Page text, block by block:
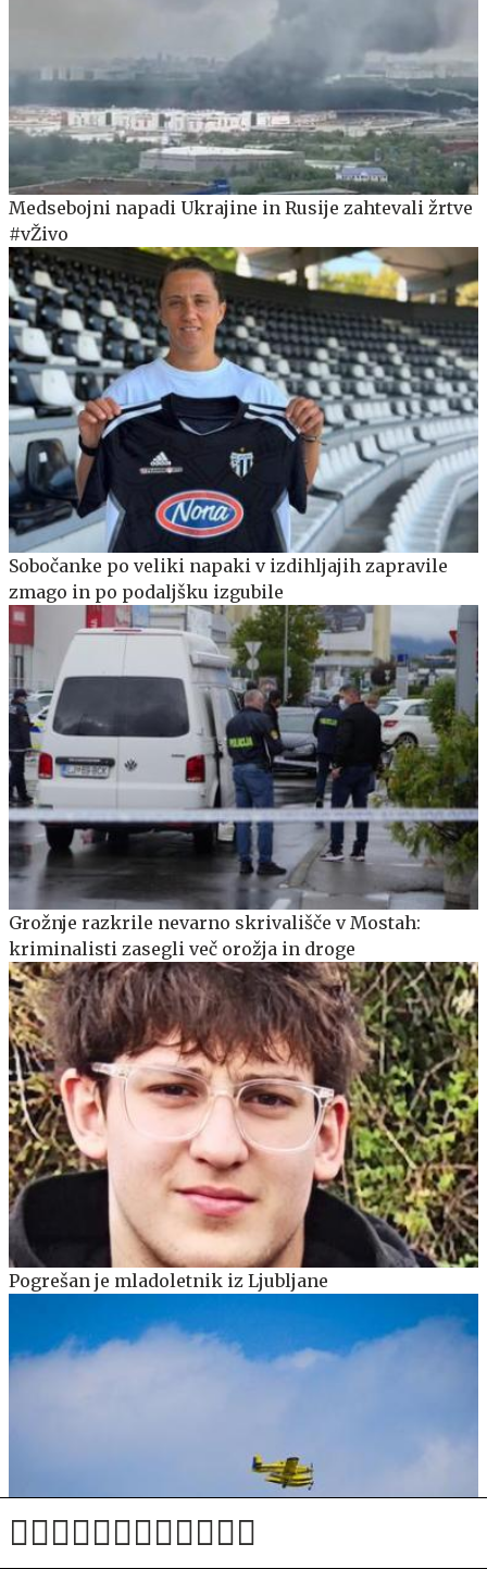
Medsebojni napadi Ukrajine in Rusije zahtevali žrtve
#vŽivo
Sobočanke po veliki napaki v izdihljajih zapravile
zmago in po podaljšku izgubile
Grožnje razkrile nevarno skrivališče v Mostah:
kriminalisti zasegli več orožja in droge
Pogrešan je mladoletnik iz Ljubljane